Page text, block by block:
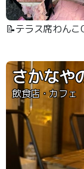
📝テラス席わん
さかなや
飲食店・カフェ